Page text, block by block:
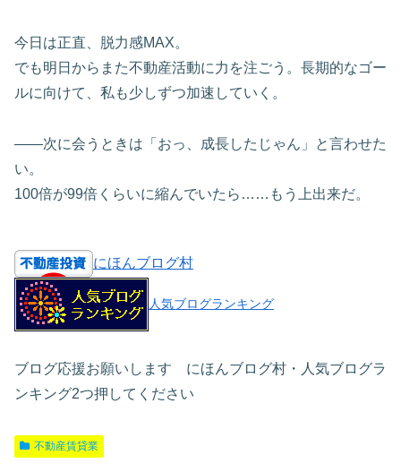
今日は正直、脱力感MAX。
でも明日からまた不動産活動に力を注ごう。長期的なゴー
ルに向けて、私も少しずつ加速していく。
――次に会うときは「おっ、成長したじゃん」と言わせた
い。
100倍が99倍くらいに縮んでいたら……もう上出来だ。
にほんブログ村
人気ブログランキング
ブログ応援お願いします にほんブログ村・人気ブログラ
ンキング2つ押してください
不動産賃貸業